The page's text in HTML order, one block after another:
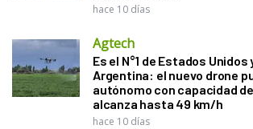
hace 10 días
Agtech
Es el N°1 de Estados Unidos
Argentina: el nuevo drone
autónomo con capacidad
alcanza hasta 49 km/h
hace 10 días